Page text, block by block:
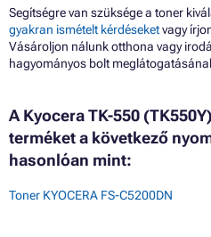
Segítségre van szüksége a toner
gyakran ismételt kérdéseketvagy
Vásároljon nálunk otthona vagy
hagyományos bolt
A Kyocera TK-550
terméket a következő
hasonlóan mint:
Toner KYOCERA FS-C5200DN